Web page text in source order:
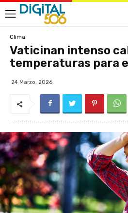
Clima
Vaticinan intenso
temperaturas para
24 Marzo, 2026